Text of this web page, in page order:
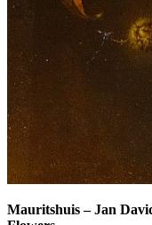
Mauritshuis–Jan